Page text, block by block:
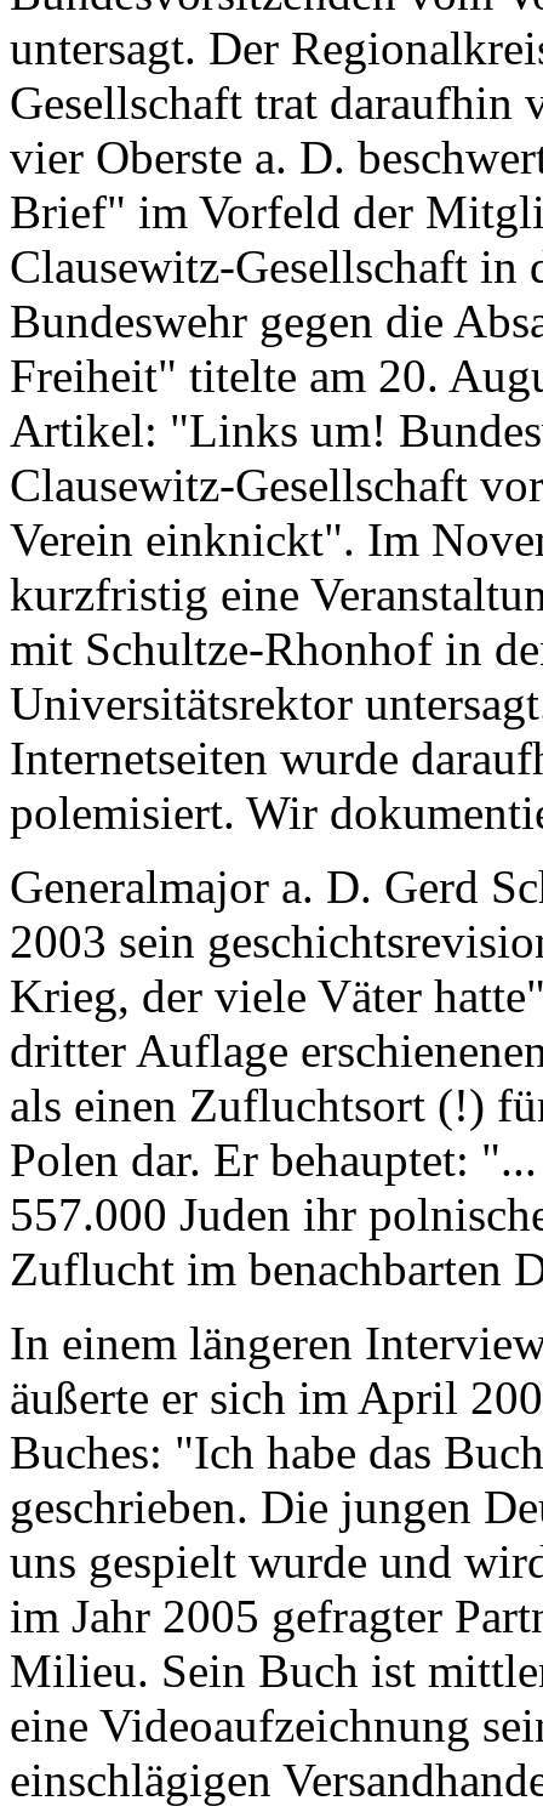
untersagt. Der
Gesellschaft trat daraufhin
vier Oberste a. D.
Brief" im Vorfeld der
Clausewitz-Gesellschaft in
Bundeswehr gegen die
Freiheit" titelte am 20.
Artikel: "Links um!
Clausewitz-Gesellschaft
Verein einknickt". Im
kurzfristig eine
mit Schultze-Rhonhof in
Universitätsrektor
Internetseiten wurde
polemisiert. Wir
Generalmajor a. D. Gerd
2003 sein
Krieg, der viele Väter
dritter Auflage
als einen Zufluchtsort (!)
Polen dar. Er behauptet:
557.000 Juden ihr
Zuflucht im benachbarten
In einem längeren
äußerte er sich im April
Buches: "Ich habe das
geschrieben. Die jungen
uns gespielt wurde und
im Jahr 2005 gefragter
Milieu. Sein Buch ist
eine Videoaufzeichnung
einschlägigen